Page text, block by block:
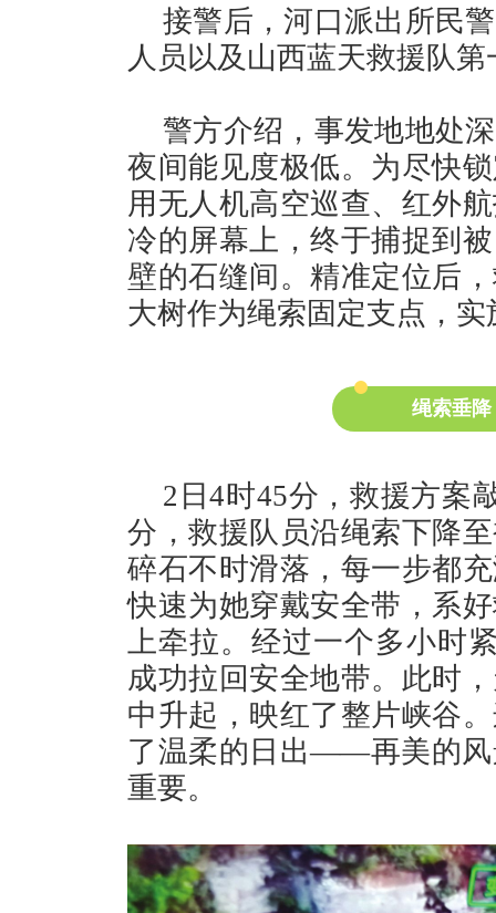
接警后，河口派出所民
人员以及山西蓝天救援队
警方介绍，事发地地处
夜间能见度极低。为尽快
用无人机高空巡查、红外
冷的屏幕上，终于捕捉到
壁的石缝间。精准定位后
大树作为绳索固定支点，
绳索垂
2日4时45分，救援方案
分，救援队员沿绳索下降
碎石不时滑落，每一步都
快速为她穿戴安全带，系
上牵拉。经过一个多小时
成功拉回安全地带。此时
中升起，映红了整片峡谷
了温柔的日出——再美的风
重要。